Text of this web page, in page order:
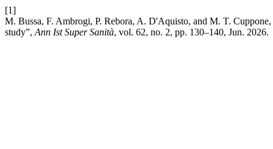
[1]
M. Bussa, F. Ambrogi, P. Rebora, A. D'Aquisto, and M. T.
study”, Ann Ist Super Sanità, vol. 62, no. 2, pp. 130–140, Jun. 2026.